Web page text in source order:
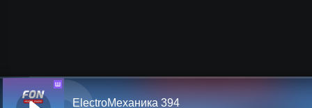
Ш
ElectroМеханика 394